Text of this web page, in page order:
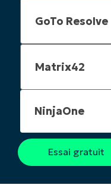
NinjaOne
Essai gratuit